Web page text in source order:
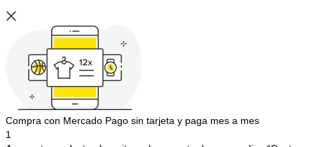
Compra con Mercado Pago sin tarjeta y paga mes a mes
1